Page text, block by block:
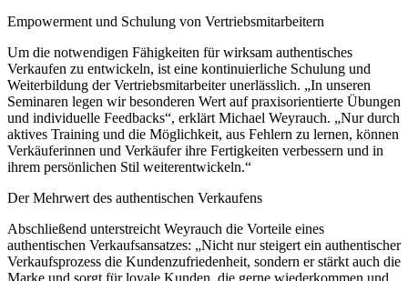
Empowerment und Schulung von Vertriebsmitarbeitern
Um die notwendigen Fähigkeiten für wirksam authentisches
Verkaufen zu entwickeln, ist eine kontinuierliche Schulung und
Weiterbildung der Vertriebsmitarbeiter unerlässlich. „In unseren
Seminaren legen wir besonderen Wert auf praxisorientierte Übungen
und individuelle Feedbacks“, erklärt Michael Weyrauch. „Nur durch
aktives Training und die Möglichkeit, aus Fehlern zu lernen, können
Verkäuferinnen und Verkäufer ihre Fertigkeiten verbessern und in
ihrem persönlichen Stil weiterentwickeln.“
Der Mehrwert des authentischen Verkaufens
Abschließend unterstreicht Weyrauch die Vorteile eines
authentischen Verkaufsansatzes: „Nicht nur steigert ein authentischer
Verkaufsprozess die Kundenzufriedenheit, sondern er stärkt auch die
Marke und sorgt für loyale Kunden, die gerne wiederkommen und